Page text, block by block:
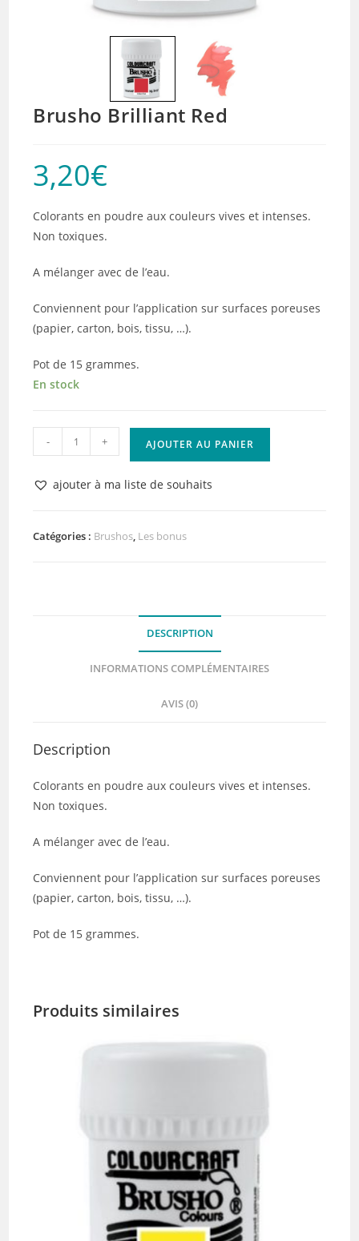
Brusho Brilliant Red
3,20€
Colorants en poudre aux couleurs vives et intenses.
Non toxiques.
A mélanger avec de l’eau.
Conviennent pour l’application sur surfaces poreuses
(papier, carton, bois, tissu, …).
Pot de 15 grammes.
En stock
quantité
de
Brusho
Brilliant
- + AJOUTER AU PANIER
ajouter à ma liste de souhaits
Catégories : Brushos, Les bonus
DESCRIPTION
INFORMATIONS COMPLÉMENTAIRES
AVIS (0)
Description
Colorants en poudre aux couleurs vives et intenses.
Non toxiques.
A mélanger avec de l’eau.
Conviennent pour l’application sur surfaces poreuses
(papier, carton, bois, tissu, …).
Pot de 15 grammes.
Produits similaires